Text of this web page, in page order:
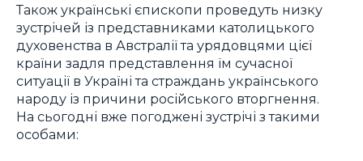
Також українські єпископи проведуть низку
зустрічей із представниками католицького
духовенства в Австралії та урядовцями цієї
країни задля представлення їм сучасної
ситуації в Україні та страждань українського
народу із причини російського вторгнення.
На сьогодні вже погоджені зустрічі з такими
особами: